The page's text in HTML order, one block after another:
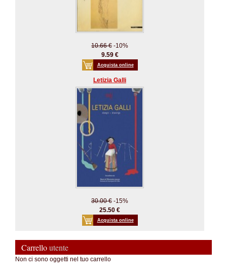
10.66 € -10%
9.59 €
Acquista online
Letizia Galli
30.00 € -15%
25.50 €
Acquista online
Carrelloutente
Non ci sono oggetti nel tuo carrello